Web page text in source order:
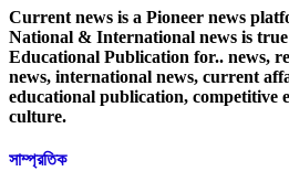
Current news is a Pioneer news
National & International news is
Educational Publication for.. news,
news, international news, current
educational publication, competitive
culture.
সাম্প্রতিক